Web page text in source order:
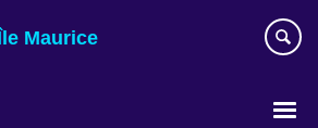
Maurice